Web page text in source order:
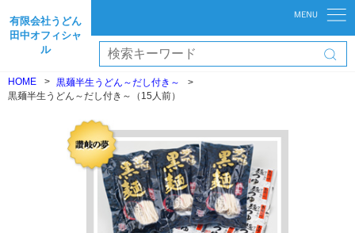
有限会社うどん
田中オフィシャ
ル
HOME
黒麺半生うどん～だし付き～
黒麺半生うどん～だし付き～（15人前）